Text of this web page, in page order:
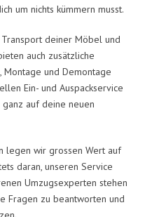
um nichts kümmern musst.
deiner Möbel und
auch zusätzliche
Montage und Demontage
Ein- und Auspackservice
ganz auf deine neuen
legen wir grossen Wert auf
daran, unseren Service
Umzugsexperten stehen
Fragen zu beantworten und